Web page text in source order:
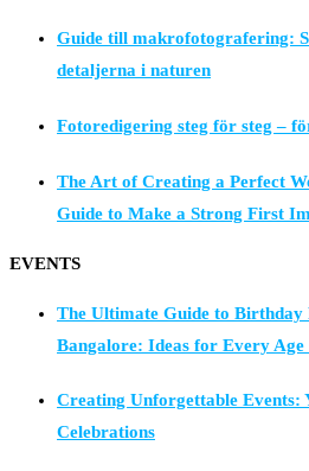
Guide till makrofotografering:
detaljerna i naturen
Fotoredigering steg för steg –
The Art of Creating a Perfect
Guide to Make a Strong First
EVENTS
The Ultimate Guide to Birthday
Bangalore: Ideas for Every
Creating Unforgettable Events:
Celebrations